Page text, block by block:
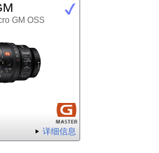
GM OSS
详细信息